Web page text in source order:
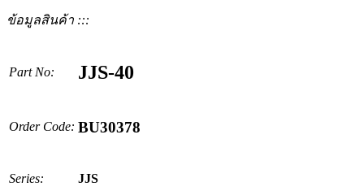
ข้อมูลสินค้า :::
Part No: JJS-40
Order Code: BU30378
Series: JJS